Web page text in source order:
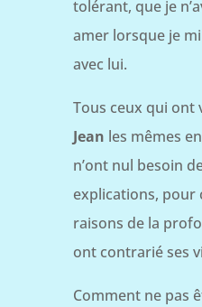
tolérant, que je
amer lorsque je
avec lui.
Tous ceux qui ont
Jean les mêmes
n’ont nul besoin
explications, pour
raisons de la
ont contrarié ses
Comment ne pas